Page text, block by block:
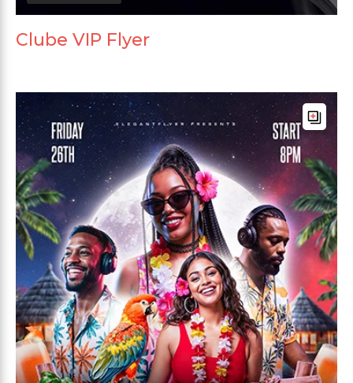
Clube VIP Flyer